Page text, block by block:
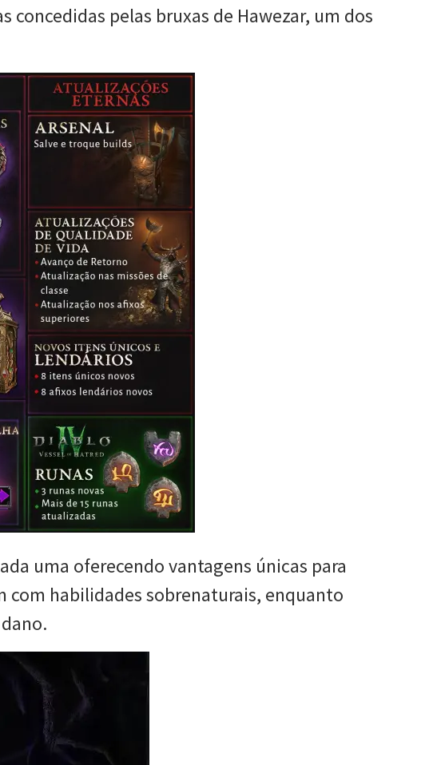
pelas bruxas de Hawezar, um dos
uma oferecendo vantagens únicas para
com habilidades sobrenaturais, enquanto